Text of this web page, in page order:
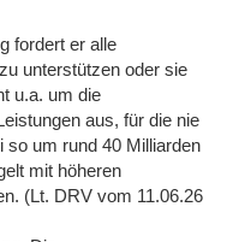
fordert er alle
unterstützen oder sie
u.a. um die
aus, für die nie
so um rund 40 Milliarden
mit höheren
(Lt. DRV vom 11.06.26